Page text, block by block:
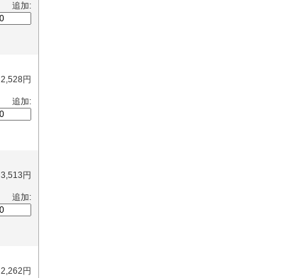
追加:
2,528円
追加:
3,513円
追加:
2,262円